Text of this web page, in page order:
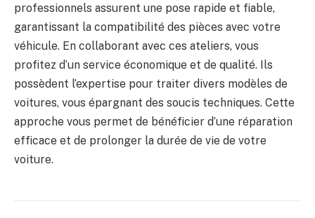
professionnels assurent une pose rapide et fiable,
garantissant la compatibilité des pièces avec votre
véhicule. En collaborant avec ces ateliers, vous
profitez d’un service économique et de qualité. Ils
possèdent l’expertise pour traiter divers modèles de
voitures, vous épargnant des soucis techniques. Cette
approche vous permet de bénéficier d’une réparation
efficace et de prolonger la durée de vie de votre
voiture.